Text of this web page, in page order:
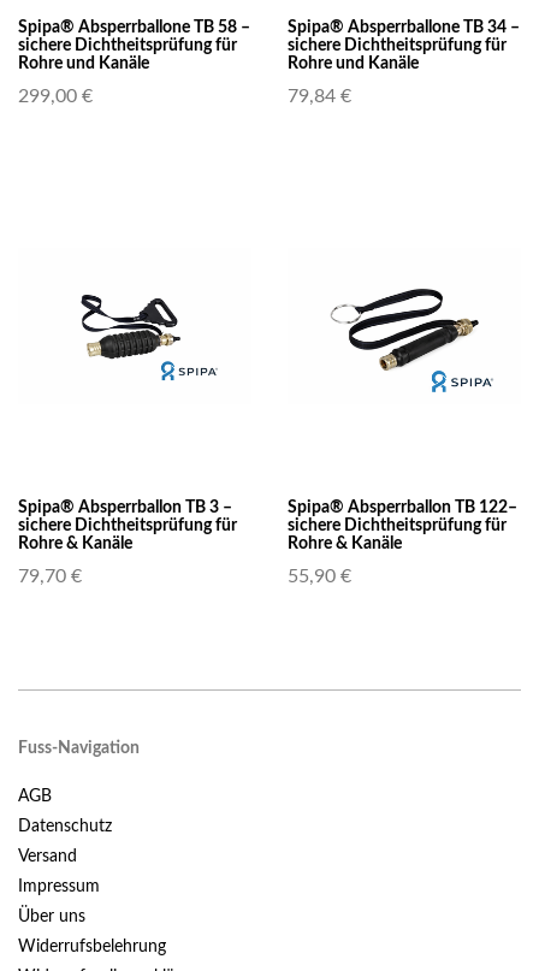
Spipa® Absperrballone TB 58 –
sichere Dichtheitsprüfung für
Rohre und Kanäle
299,00 €
Spipa® Absperrballone TB 34 –
sichere Dichtheitsprüfung für
Rohre und Kanäle
79,84 €
Spipa® Absperrballon TB 3 –
sichere Dichtheitsprüfung für
Rohre & Kanäle
79,70 €
Spipa® Absperrballon TB 122–
sichere Dichtheitsprüfung für
Rohre & Kanäle
55,90 €
Fuss-Navigation
AGB
Datenschutz
Versand
Impressum
Über uns
Widerrufsbelehrung